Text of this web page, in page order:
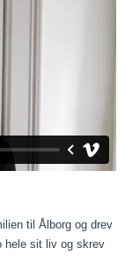
til Ålborg og drev
hele sit liv og skrev